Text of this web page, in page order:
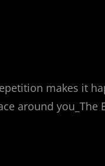
makes it
around you_The